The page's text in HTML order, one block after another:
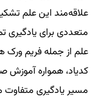
علاقه‌مند این علم
متعددی برای یادگیری
علم از جمله فریم ورک
کدیاد، همواره آموزش
مسیر یادگیری